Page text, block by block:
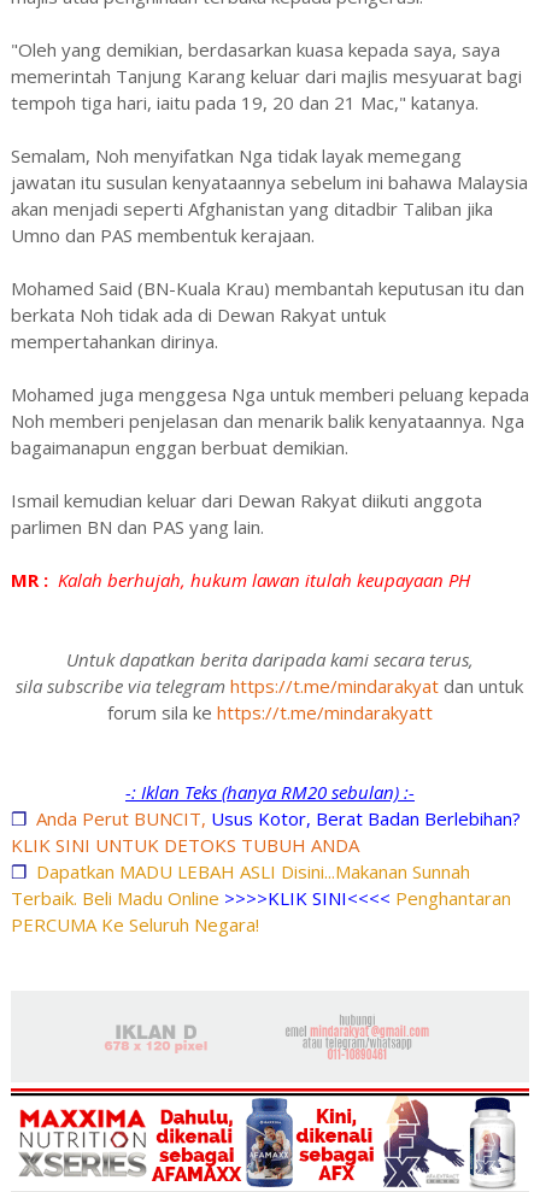
"Oleh yang demikian, berdasarkan kuasa kepada saya, saya
memerintah Tanjung Karang keluar dari majlis mesyuarat bagi
tempoh tiga hari, iaitu pada 19, 20 dan 21 Mac," katanya.
Semalam, Noh menyifatkan Nga tidak layak memegang
jawatan itu susulan kenyataannya sebelum ini bahawa Malaysia
akan menjadi seperti Afghanistan yang ditadbir Taliban jika
Umno dan PAS membentuk kerajaan.
Mohamed Said (BN-Kuala Krau) membantah keputusan itu dan
berkata Noh tidak ada di Dewan Rakyat untuk
mempertahankan dirinya.
Mohamed juga menggesa Nga untuk memberi peluang kepada
Noh memberi penjelasan dan menarik balik kenyataannya. Nga
bagaimanapun enggan berbuat demikian.
Ismail kemudian keluar dari Dewan Rakyat diikuti anggota
parlimen BN dan PAS yang lain.
MR :Kalah berhujah, hukum lawan itulah keupayaan PH
Untuk dapatkan berita daripada kami secara terus,
sila subscribe via telegram https://t.me/mindarakyat dan untuk
forum sila ke https://t.me/mindarakyatt
-: Iklan Teks (hanya RM20 sebulan) :-
❐ Anda Perut BUNCIT, Usus Kotor, Berat Badan Berlebihan?
KLIK SINI UNTUK DETOKS TUBUH ANDA
❐ Dapatkan MADU LEBAH ASLI Disini...Makanan Sunnah
Terbaik. Beli Madu Online >>>>KLIK SINI<<<< Penghantaran
PERCUMA Ke Seluruh Negara!